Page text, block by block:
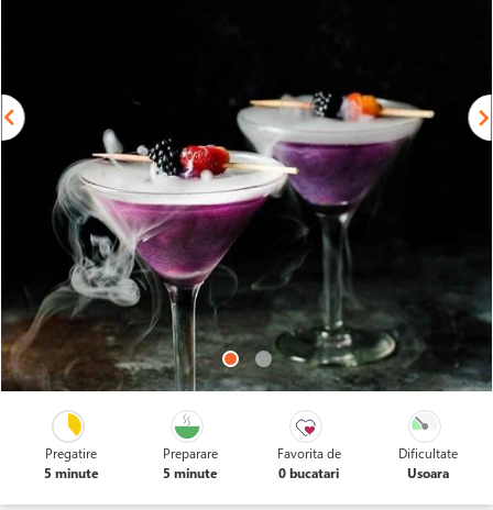
Pregatire
5 minute
Preparare
5 minute
Favorita de
0 bucatari
Dificultate
Usoara